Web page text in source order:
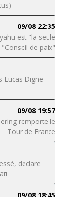
09/08 22:35
est "la seule
de paix"
Lucas Digne
09/08 19:57
remporte le
Tour de France
déclare
09/08 18:45